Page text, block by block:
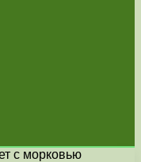
с морковью